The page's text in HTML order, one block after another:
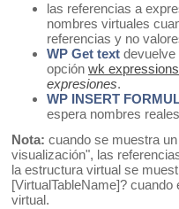
las referencias a
nombres virtuales
referencias y no
WP Get text devuelve
opción wk
expresiones.
WP INSERT
espera nombres
Nota: cuando se muestra
visualización", las
la estructura virtual se
[VirtualTableName]?
virtual.